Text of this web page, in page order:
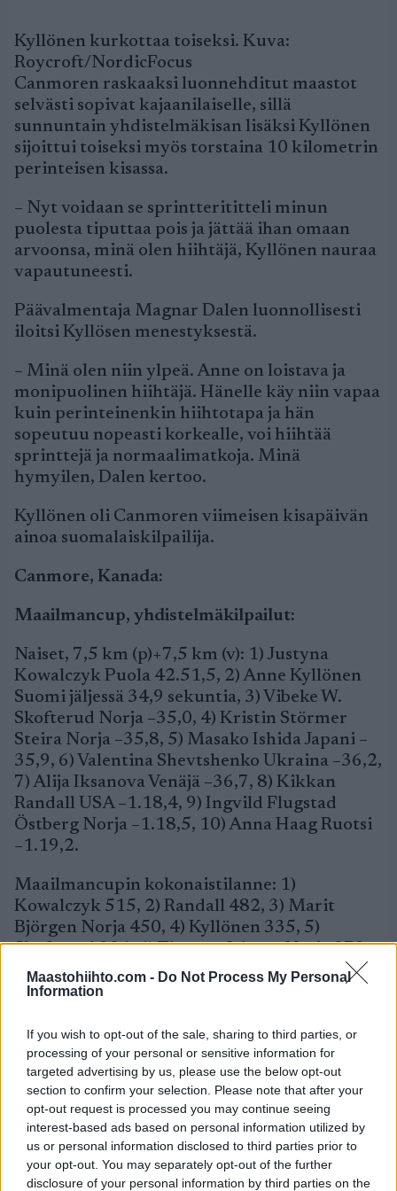
Maastohiihto.com - Do Not Process My Personal
Information
If you wish to opt-out of the sale, sharing to third parties, or
processing of your personal or sensitive information for
targeted advertising by us, please use the below opt-out
section to confirm your selection. Please note that after your
opt-out request is processed you may continue seeing
interest-based ads based on personal information utilized by
us or personal information disclosed to third parties prior to
your opt-out. You may separately opt-out of the further
disclosure of your personal information by third parties on the
Kyllönen kurkottaa toiseksi. Kuva:
Roycroft/NordicFocus
Canmoren raskaaksi luonnehditut maastot
selvästi sopivat kajaanilaiselle, sillä
sunnuntain yhdistelmäkisan lisäksi Kyllönen
sijoittui toiseksi myös torstaina 10 kilometrin
perinteisen kisassa.
– Nyt voidaan se sprintterititteli minun
puolesta tiputtaa pois ja jättää ihan omaan
arvoonsa, minä olen hiihtäjä, Kyllönen nauraa
vapautuneesti.
Päävalmentaja Magnar Dalen luonnollisesti
iloitsi Kyllösen menestyksestä.
– Minä olen niin ylpeä. Anne on loistava ja
monipuolinen hiihtäjä. Hänelle käy niin vapaa
kuin perinteinenkin hiihtotapa ja hän
sopeutuu nopeasti korkealle, voi hiihtää
sprinttejä ja normaalimatkoja. Minä
hymyilen, Dalen kertoo.
Kyllönen oli Canmoren viimeisen kisapäivän
ainoa suomalaiskilpailija.
Canmore, Kanada:
Maailmancup, yhdistelmäkilpailut:
Naiset, 7,5 km (p)+7,5 km (v): 1) Justyna
Kowalczyk Puola 42.51,5, 2) Anne Kyllönen
Suomi jäljessä 34,9 sekuntia, 3) Vibeke W.
Skofterud Norja –35,0, 4) Kristin Störmer
Steira Norja –35,8, 5) Masako Ishida Japani –
35,9, 6) Valentina Shevtshenko Ukraina –36,2,
7) Alija Iksanova Venäjä –36,7, 8) Kikkan
Randall USA –1.18,4, 9) Ingvild Flugstad
Östberg Norja –1.18,5, 10) Anna Haag Ruotsi
–1.19,2.
Maailmancupin kokonaistilanne: 1)
Kowalczyk 515, 2) Randall 482, 3) Marit
Björgen Norja 450, 4) Kyllönen 335, 5)
Skofterud 306, 6) Therese Johaug Norja 273,
…muut suomalaiset: 13) Krista Lähteenmäki
152, 21) Kerttu Niskanen 97, 29) Riikka
69, 34) Riitta-Liisa Roponen 69, 64) Aino-
Kaisa Saarinen 19.
Miehet, 15 km (p)+15 km (v): 1) Maurice
Manificat Ranska 1.17.47,3, 2) Roland Clara
Italia –0,7, 3) Sjur Röthe Norja –1,7, 4) Tobias
Angerer Saksa –1,9, 5) Eldar Rönning Norja –
2,7, 6) Andrei Larkov Venäjä –2,9, 7) David